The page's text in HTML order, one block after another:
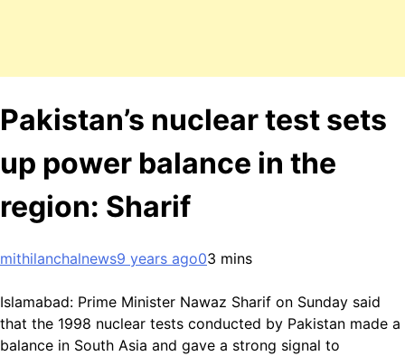
Pakistan’s nuclear test sets
up power balance in the
region: Sharif
mithilanchalnews9 years ago03 mins
Islamabad: Prime Minister Nawaz Sharif on Sunday said
that the 1998 nuclear tests conducted by Pakistan made a
balance in South Asia and gave a strong signal to